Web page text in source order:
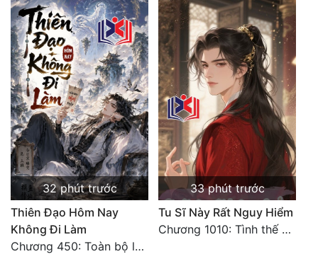
Sắc
Sủng
Thanh Xuân
Tiên Hiệp
Tiểu Thuyết
Trinh Thám
Triều Đấu
Trùng Sinh
Trọng Sinh
32 phút trước
Thiên Đạo Hôm Nay
Không Đi Làm
Chương 450: Toàn bộ là ác
33 phút trước
Tu Sĩ Này Rất Nguy Hiểm
Chương 1010: Tình thế nguy hiểm